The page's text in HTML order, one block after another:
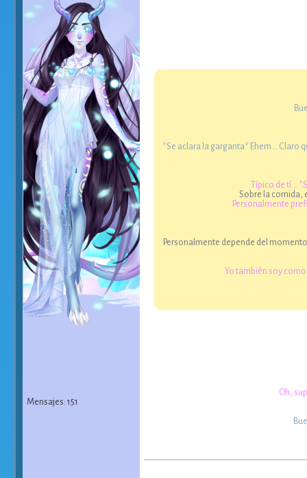
Mensajes: 151
*Se aclara la garganta* Ehem... Claro
Típico de tí...
Sobre la comida,
Personalmente
Personalmente depende del
Yo también soy
Oh,